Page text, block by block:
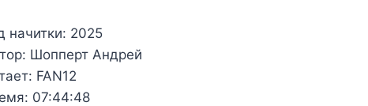
начитки: 2025
Шопперт Андрей
FAN12
07:44:48